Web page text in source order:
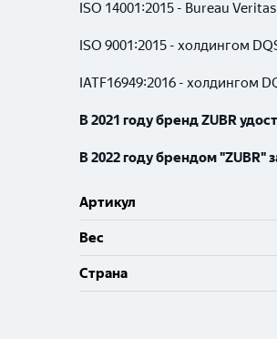
ISO 14001:2015 - Bureau Veritas
ISO 9001:2015 - холдингом
IATF16949:2016 - холдингом
В 2021 году брендZUBR
В 2022 году брендом "ZUBR"
Артикул
Вес
Cтрана